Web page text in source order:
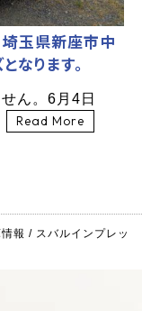
玉県新座市中
なります。
ん。6月4日
Read More
報 / スバルインプレッ